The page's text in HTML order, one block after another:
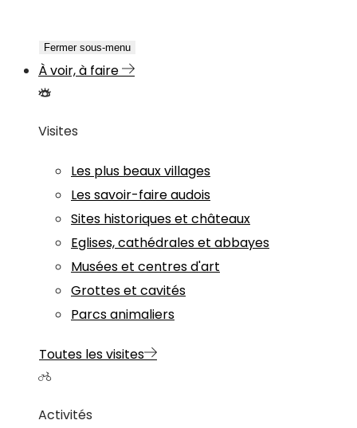
Fermer sous-menu
À voir, à faire
Visites
Les plus beaux villages
Les savoir-faire audois
Sites historiques et châteaux
Eglises, cathédrales et abbayes
Musées et centres d'art
Grottes et cavités
Parcs animaliers
Toutes les visites
Activités